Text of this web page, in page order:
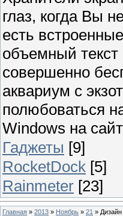
глаз, когда Вы
есть
объемный
совершенно
аквариум с
полюбоваться
Windows на
Гаджеты [9]
RocketDock [5]
Rainmeter [23]
Главная » 2013 » Ноябрь » 21 »